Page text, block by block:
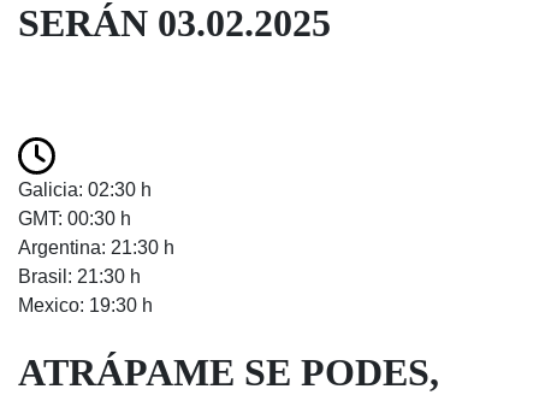
SERÁN 03.02.2025
Galicia: 02:30 h
GMT: 00:30 h
Argentina: 21:30 h
Brasil: 21:30 h
Mexico: 19:30 h
ATRÁPAME SE PODES,